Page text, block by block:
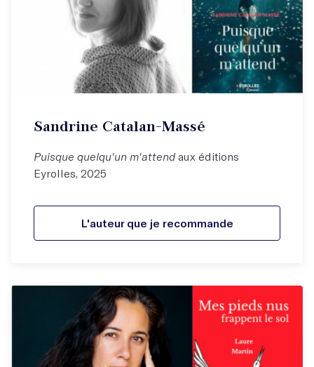
Sandrine Catalan-Massé
Puisque quelqu'un m'attendaux éditions
Eyrolles, 2025
L'auteur que je recommande